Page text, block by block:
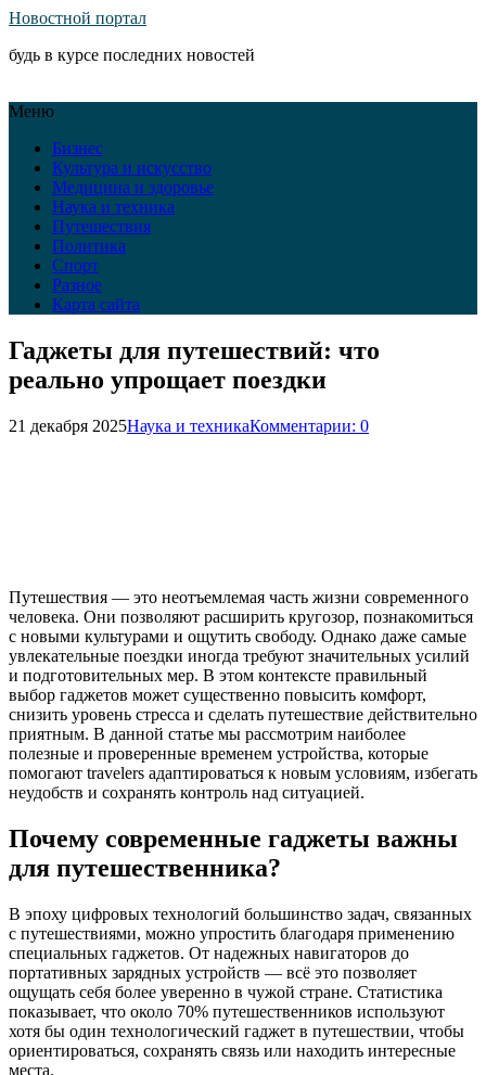
Новостной портал
будь в курсе последних новостей
Меню
Бизнес
Культура и искусство
Медицина и здоровье
Наука и техника
Путешествия
Политика
Спорт
Разное
Карта сайта
Гаджеты для путешествий: что
реально упрощает поездки
21 декабря 2025Наука и техникаКомментарии: 0
Путешествия — это неотъемлемая часть жизни современного
человека. Они позволяют расширить кругозор, познакомиться
с новыми культурами и ощутить свободу. Однако даже самые
увлекательные поездки иногда требуют значительных усилий
и подготовительных мер. В этом контексте правильный
выбор гаджетов может существенно повысить комфорт,
снизить уровень стресса и сделать путешествие действительно
приятным. В данной статье мы рассмотрим наиболее
полезные и проверенные временем устройства, которые
помогают travelers адаптироваться к новым условиям, избегать
неудобств и сохранять контроль над ситуацией.
Почему современные гаджеты важны
для путешественника?
В эпоху цифровых технологий большинство задач, связанных
с путешествиями, можно упростить благодаря применению
специальных гаджетов. От надежных навигаторов до
портативных зарядных устройств — всё это позволяет
ощущать себя более уверенно в чужой стране. Статистика
показывает, что около 70% путешественников используют
хотя бы один технологический гаджет в путешествии, чтобы
ориентироваться, сохранять связь или находить интересные
места.